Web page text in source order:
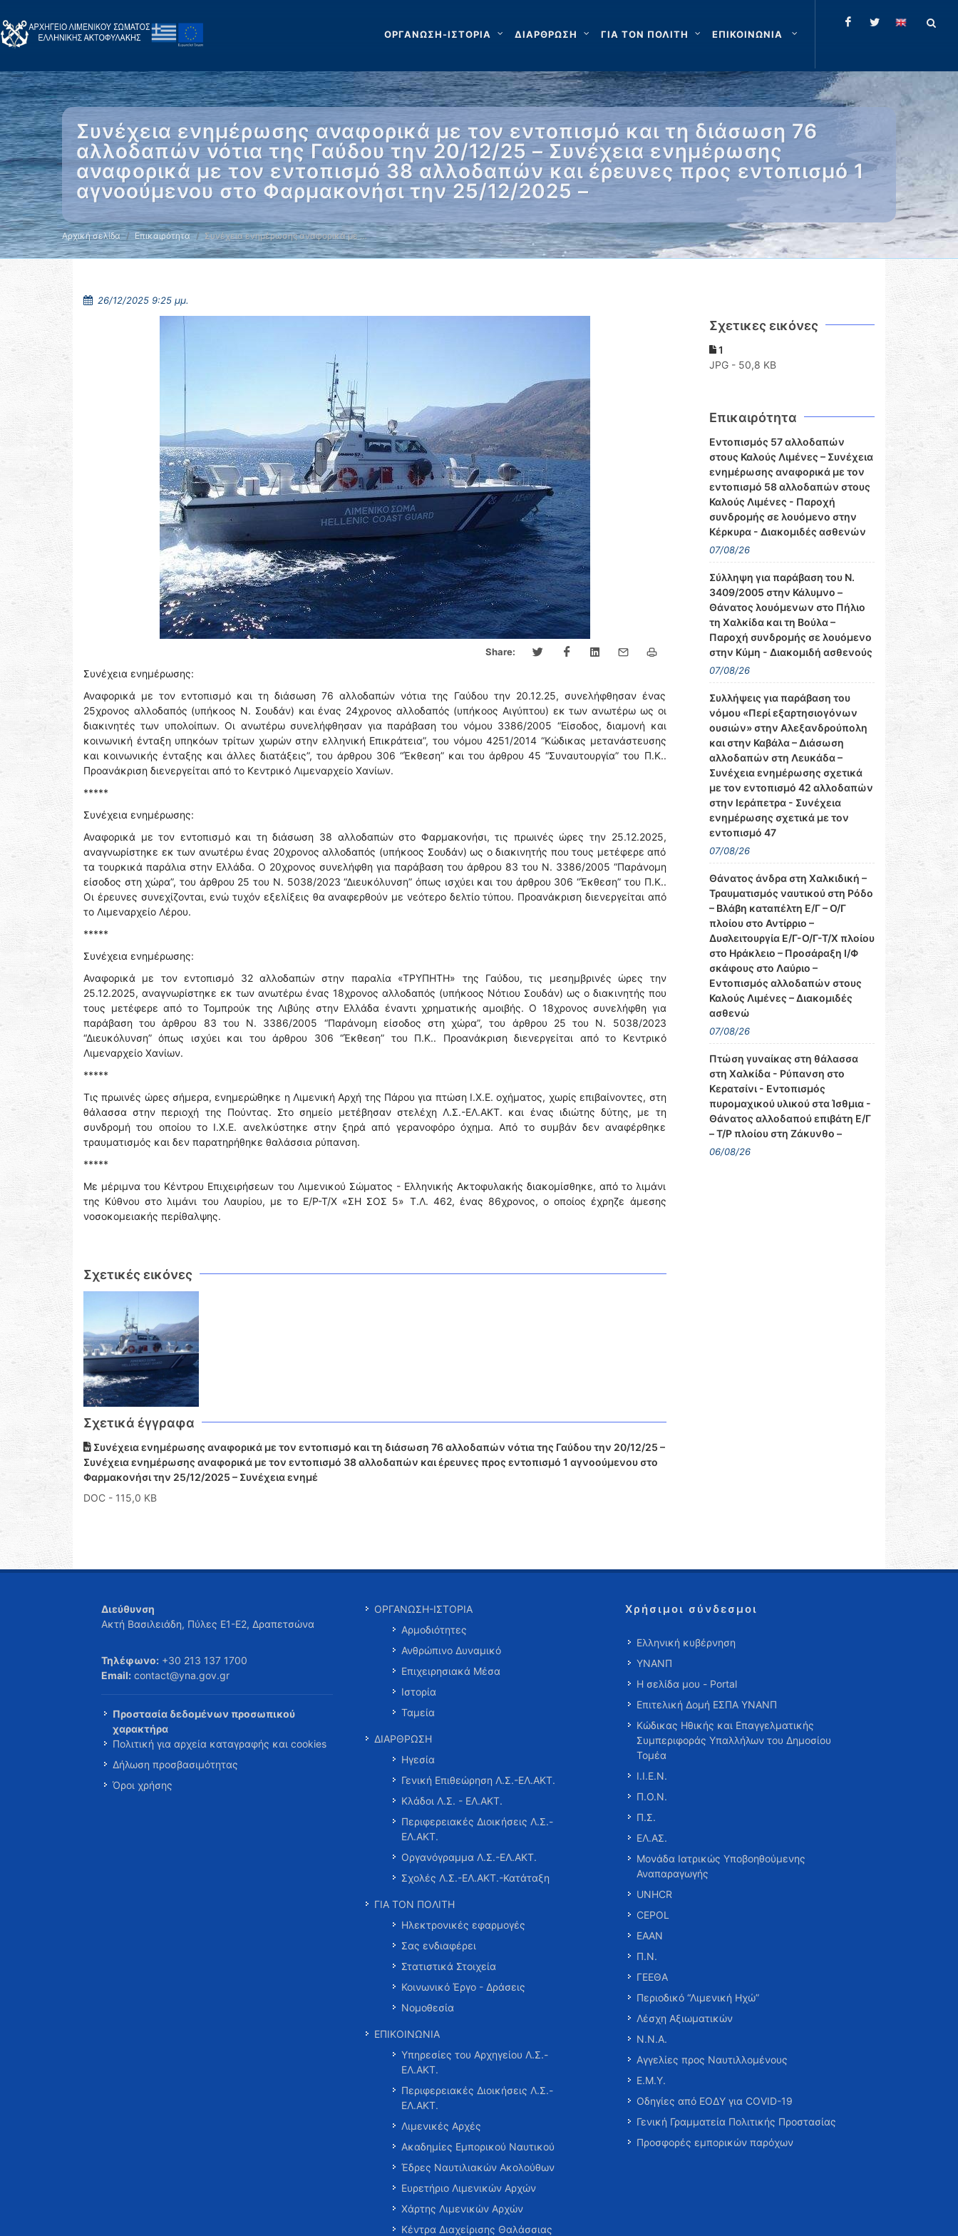
ΟΡΓΑΝΩΣΗ-ΙΣΤΟΡΙΑ ΔΙΑΡΘΡΩΣΗ ΓΙΑ ΤΟΝ ΠΟΛΙΤΗ ΕΠΙΚΟΙΝΩΝΙΑ
Συνέχεια ενημέρωσης αναφορικά με τον εντοπισμό και τη διάσωση 76
αλλοδαπών νότια της Γαύδου την 20/12/25 – Συνέχεια ενημέρωσης
αναφορικά με τον εντοπισμό 38 αλλοδαπών και έρευνες προς εντοπισμό 1
αγνοούμενου στο Φαρμακονήσι την 25/12/2025 –
Αρχική σελίδα Επικαιρότητα Συνέχεια ενημέρωσης αναφορικά με …
26/12/2025 9:25 μμ.
Share:
Συνέχεια ενημέρωσης:
Αναφορικά με τον εντοπισμό και τη διάσωση 76 αλλοδαπών νότια της Γαύδου την 20.12.25, συνελήφθησαν ένας
25χρονος αλλοδαπός (υπήκοος Ν. Σουδάν) και ένας 24χρονος αλλοδαπός (υπήκοος Αιγύπτου) εκ των ανωτέρω ως οι
διακινητές των υπολοίπων. Οι ανωτέρω συνελήφθησαν για παράβαση του νόμου 3386/2005 “Είσοδος, διαμονή και
κοινωνική ένταξη υπηκόων τρίτων χωρών στην ελληνική Επικράτεια”, του νόμου 4251/2014 “Κώδικας μετανάστευσης
και κοινωνικής ένταξης και άλλες διατάξεις”, του άρθρου 306 “Έκθεση” και του άρθρου 45 “Συναυτουργία” του Π.Κ..
Προανάκριση διενεργείται από το Κεντρικό Λιμεναρχείο Χανίων.
*****
Συνέχεια ενημέρωσης:
Αναφορικά με τον εντοπισμό και τη διάσωση 38 αλλοδαπών στο Φαρμακονήσι, τις πρωινές ώρες την 25.12.2025,
αναγνωρίστηκε εκ των ανωτέρω ένας 20χρονος αλλοδαπός (υπήκοος Σουδάν) ως ο διακινητής που τους μετέφερε από
τα τουρκικά παράλια στην Ελλάδα. O 20χρονος συνελήφθη για παράβαση του άρθρου 83 του Ν. 3386/2005 “Παράνομη
είσοδος στη χώρα”, του άρθρου 25 του Ν. 5038/2023 “Διευκόλυνση” όπως ισχύει και του άρθρου 306 “Έκθεση” του Π.Κ..
Οι έρευνες συνεχίζονται, ενώ τυχόν εξελίξεις θα αναφερθούν με νεότερο δελτίο τύπου. Προανάκριση διενεργείται από
το Λιμεναρχείο Λέρου.
*****
Συνέχεια ενημέρωσης:
Αναφορικά με τον εντοπισμό 32 αλλοδαπών στην παραλία «ΤΡΥΠΗΤΗ» της Γαύδου, τις μεσημβρινές ώρες την
25.12.2025, αναγνωρίστηκε εκ των ανωτέρω ένας 18χρονος αλλοδαπός (υπήκοος Νότιου Σουδάν) ως ο διακινητής που
τους μετέφερε από το Τομπρούκ της Λιβύης στην Ελλάδα έναντι χρηματικής αμοιβής. O 18χρονος συνελήφθη για
παράβαση του άρθρου 83 του Ν. 3386/2005 “Παράνομη είσοδος στη χώρα”, του άρθρου 25 του Ν. 5038/2023
“Διευκόλυνση” όπως ισχύει και του άρθρου 306 “Έκθεση” του Π.Κ.. Προανάκριση διενεργείται από το Κεντρικό
Λιμεναρχείο Χανίων.
*****
Τις πρωινές ώρες σήμερα, ενημερώθηκε η Λιμενική Αρχή της Πάρου για πτώση Ι.Χ.Ε. οχήματος, χωρίς επιβαίνοντες, στη
θάλασσα στην περιοχή της Πούντας. Στο σημείο μετέβησαν στελέχη Λ.Σ.-ΕΛ.ΑΚΤ. και ένας ιδιώτης δύτης, με τη
συνδρομή του οποίου το Ι.Χ.Ε. ανελκύστηκε στην ξηρά από γερανοφόρο όχημα. Από το συμβάν δεν αναφέρθηκε
τραυματισμός και δεν παρατηρήθηκε θαλάσσια ρύπανση.
*****
Με μέριμνα του Κέντρου Επιχειρήσεων του Λιμενικού Σώματος - Ελληνικής Ακτοφυλακής διακομίσθηκε, από το λιμάνι
της Κύθνου στο λιμάνι του Λαυρίου, με το Ε/Ρ-Τ/Χ «ΣΗ ΣΟΣ 5» Τ.Λ. 462, ένας 86χρονος, ο οποίος έχρηζε άμεσης
νοσοκομειακής περίθαλψης.
Σχετικές εικόνες
Σχετικά έγγραφα
Συνέχεια ενημέρωσης αναφορικά με τον εντοπισμό και τη διάσωση 76 αλλοδαπών νότια της Γαύδου την 20/12/25 –
Συνέχεια ενημέρωσης αναφορικά με τον εντοπισμό 38 αλλοδαπών και έρευνες προς εντοπισμό 1 αγνοούμενου στο
Φαρμακονήσι την 25/12/2025 – Συνέχεια ενημέ
DOC - 115,0 KB
Σχετικες εικόνες
1
JPG - 50,8 KB
Επικαιρότητα
Εντοπισμός 57 αλλοδαπών
στους Καλούς Λιμένες – Συνέχεια
ενημέρωσης αναφορικά με τον
εντοπισμό 58 αλλοδαπών στους
Καλούς Λιμένες - Παροχή
συνδρομής σε λουόμενο στην
Κέρκυρα - Διακομιδές ασθενών
07/08/26
Σύλληψη για παράβαση του Ν.
3409/2005 στην Κάλυμνο –
Θάνατος λουόμενων στο Πήλιο
τη Χαλκίδα και τη Βούλα –
Παροχή συνδρομής σε λουόμενο
στην Κύμη - Διακομιδή ασθενούς
07/08/26
Συλλήψεις για παράβαση του
νόμου «Περί εξαρτησιογόνων
ουσιών» στην Αλεξανδρούπολη
και στην Καβάλα – Διάσωση
αλλοδαπών στη Λευκάδα –
Συνέχεια ενημέρωσης σχετικά
με τον εντοπισμό 42 αλλοδαπών
στην Ιεράπετρα - Συνέχεια
ενημέρωσης σχετικά με τον
εντοπισμό 47
07/08/26
Θάνατος άνδρα στη Χαλκιδική –
Τραυματισμός ναυτικού στη Ρόδο
– Βλάβη καταπέλτη Ε/Γ – Ο/Γ
πλοίου στο Αντίρριο –
Δυσλειτουργία Ε/Γ-Ο/Γ-Τ/Χ πλοίου
στο Ηράκλειο – Προσάραξη Ι/Φ
σκάφους στο Λαύριο –
Εντοπισμός αλλοδαπών στους
Καλούς Λιμένες – Διακομιδές
ασθενώ
07/08/26
Πτώση γυναίκας στη θάλασσα
στη Χαλκίδα - Ρύπανση στο
Κερατσίνι - Εντοπισμός
πυρομαχικού υλικού στα Ίσθμια -
Θάνατος αλλοδαπού επιβάτη Ε/Γ
– Τ/Ρ πλοίου στη Ζάκυνθο –
06/08/26
Διεύθυνση
Ακτή Βασιλειάδη, Πύλες Ε1-Ε2, Δραπετσώνα
Τηλέφωνο: +30 213 137 1700
Email: contact@yna.gov.gr
Προστασία δεδομένων προσωπικού
χαρακτήρα
Πολιτική για αρχεία καταγραφής και cookies
Δήλωση προσβασιμότητας
Όροι χρήσης
ΟΡΓΑΝΩΣΗ-ΙΣΤΟΡΙΑ
Αρμοδιότητες
Ανθρώπινο Δυναμικό
Επιχειρησιακά Μέσα
Ιστορία
Ταμεία
ΔΙΑΡΘΡΩΣΗ
Ηγεσία
Γενική Επιθεώρηση Λ.Σ.-ΕΛ.ΑΚΤ.
Κλάδοι Λ.Σ. - ΕΛ.ΑΚΤ.
Περιφερειακές Διοικήσεις Λ.Σ.-
ΕΛ.ΑΚΤ.
Οργανόγραμμα Λ.Σ.-ΕΛ.ΑΚΤ.
Σχολές Λ.Σ.-ΕΛ.ΑΚΤ.-Κατάταξη
ΓΙΑ ΤΟΝ ΠΟΛΙΤΗ
Ηλεκτρονικές εφαρμογές
Σας ενδιαφέρει
Στατιστικά Στοιχεία
Κοινωνικό Έργο - Δράσεις
Νομοθεσία
ΕΠΙΚΟΙΝΩΝΙΑ
Υπηρεσίες του Αρχηγείου Λ.Σ.-
ΕΛ.ΑΚΤ.
Περιφερειακές Διοικήσεις Λ.Σ.-
ΕΛ.ΑΚΤ.
Λιμενικές Αρχές
Ακαδημίες Εμπορικού Ναυτικού
Έδρες Ναυτιλιακών Ακολούθων
Ευρετήριο Λιμενικών Αρχών
Χάρτης Λιμενικών Αρχών
Κέντρα Διαχείρισης Θαλάσσιας
Χρήσιμοι σύνδεσμοι
Ελληνική κυβέρνηση
ΥΝΑΝΠ
Η σελίδα μου - Portal
Επιτελική Δομή ΕΣΠΑ ΥΝΑΝΠ
Κώδικας Ηθικής και Επαγγελματικής
Συμπεριφοράς Υπαλλήλων του Δημοσίου
Τομέα
Ι.Ι.Ε.Ν.
Π.Ο.Ν.
Π.Σ.
ΕΛ.ΑΣ.
Μονάδα Ιατρικώς Υποβοηθούμενης
Αναπαραγωγής
UNHCR
CEPOL
ΕΑΑΝ
Π.Ν.
ΓΕΕΘΑ
Περιοδικό “Λιμενική Ηχώ”
Λέσχη Αξιωματικών
Ν.Ν.Α.
Αγγελίες προς Ναυτιλλομένους
Ε.Μ.Υ.
Οδηγίες από ΕΟΔΥ για COVID-19
Γενική Γραμματεία Πολιτικής Προστασίας
Προσφορές εμπορικών παρόχων